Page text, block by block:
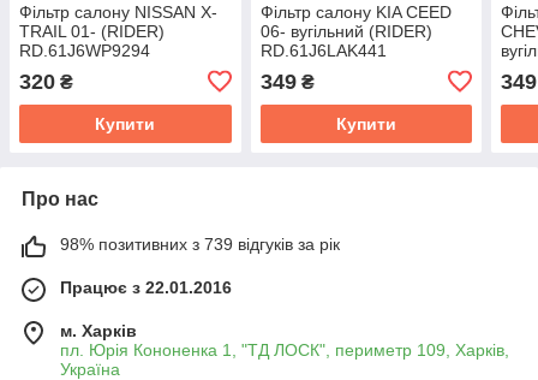
Фільтр салону NISSAN X-
TRAIL 01- (RIDER)
RD.61J6WP9294
320 ₴
Купити
Фільтр салону KIA CEED
06- вугільний (RIDER)
RD.61J6LAK441
349₴
Купити
349
Про нас
98% позитивних з 739 відгуків за рік
Працює з 22.01.2016
м. Харків
пл. Юрія Кононенка 1, "ТД ЛОСК", периметр 109, Харків,
Україна